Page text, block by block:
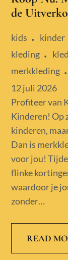
de
kids kinder
kleding
merkkleding
Posted
on
12 juli 2026
Profiteer van
Kinderen! Op
kinderen,
Dan is
voor jou!
flinke
waardoor je
zonder…
READ